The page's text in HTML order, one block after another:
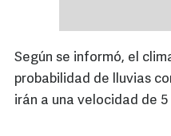
Según se informó, el
probabilidad de lluvias
irán a una velocidad de 5